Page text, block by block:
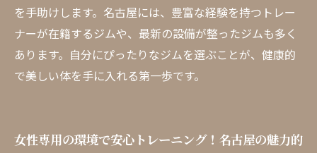
を手助けします。名古屋には、豊富な経験を持つトレー
ナーが在籍するジムや、最新の設備が整ったジムも多く
あります。自分にぴったりなジムを選ぶことが、健康的
で美しい体を手に入れる第一歩です。
女性専用の環境で安心トレーニング！名古屋の魅力的